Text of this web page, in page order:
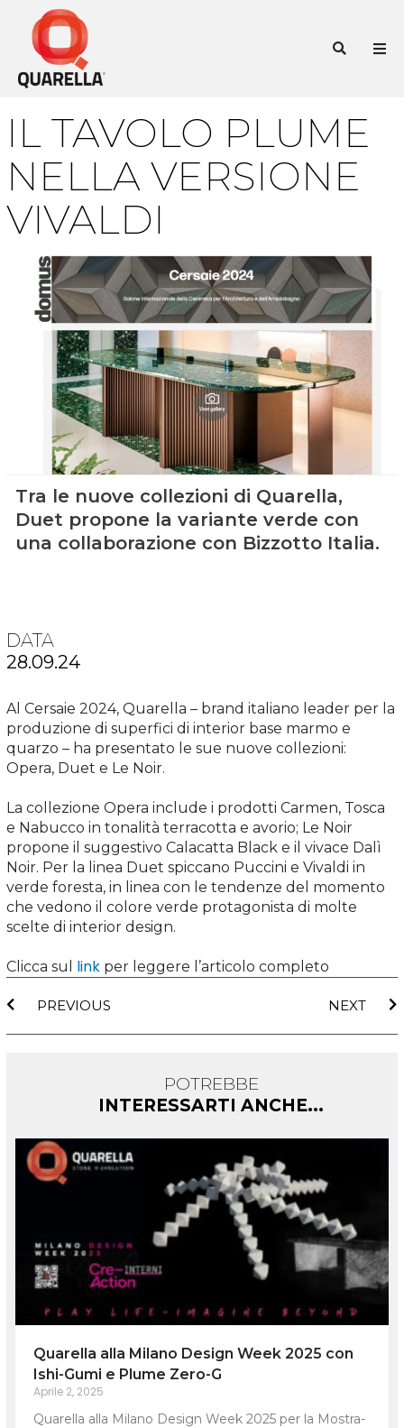
contenuto
IL TAVOLO PLUME
NELLA VERSIONE
VIVALDI
Tra le nuove collezioni di Quarella,
Duet propone la variante verde con
una collaborazione con Bizzotto Italia.
DATA
28.09.24
Al Cersaie 2024, Quarella – brand italiano leader per la
produzione di superfici di interior base marmo e
quarzo – ha presentato le sue nuove collezioni:
Opera, Duet e Le Noir.
La collezione Opera include i prodotti Carmen, Tosca
e Nabucco in tonalità terracotta e avorio; Le Noir
propone il suggestivo Calacatta Black e il vivace Dalì
Noir. Per la linea Duet spiccano Puccini e Vivaldi in
verde foresta, in linea con le tendenze del momento
che vedono il colore verde protagonista di molte
scelte di interior design.
Clicca sul link per leggere l’articolo completo
PREVIOUS NEXT
POTREBBE
INTERESSARTI ANCHE...
Quarella alla Milano Design Week 2025 con
Ishi-Gumi e Plume Zero-G
Aprile 2, 2025
Quarella alla Milano Design Week 2025 per la Mostra-